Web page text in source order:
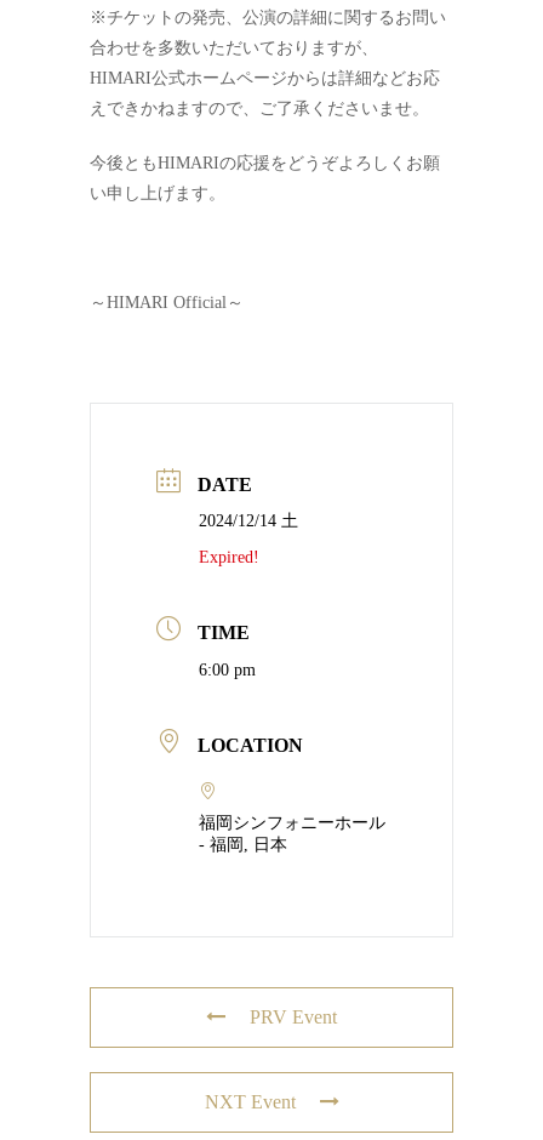
※チケットの発売、公演の詳細に関するお問い
合わせを多数いただいておりますが、
HIMARI公式ホームページからは詳細などお応
えできかねますので、ご了承くださいませ。
今後ともHIMARIの応援をどうぞよろしくお願
い申し上げます。
～ HIMARI Official ～
DATE
2024/12/14 土
Expired!
TIME
6:00 pm
LOCATION
福岡シンフォニーホール
- 福岡, 日本
PRV Event
NXT Event